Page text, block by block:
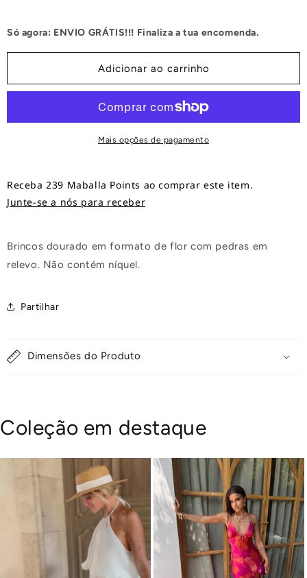
Dalia
Dalia
Só agora: ENVIO GRÁTIS!!! Finaliza a tua encomenda.
Adicionar ao carrinho
Mais opções de pagamento
Receba 239 Maballa Points ao comprar este item.
Junte-se a nós para receber
Brincos dourado em formato de flor com pedras em
relevo. Não contém níquel.
Partilhar
Dimensões do Produto
Coleção em destaque